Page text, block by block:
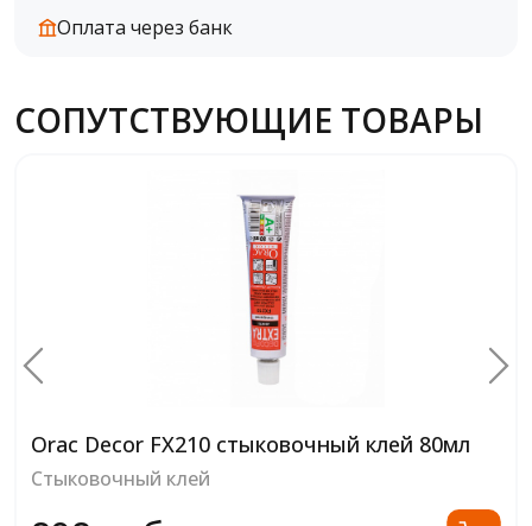
Оплата через банк
СОПУТСТВУЮЩИЕ ТОВАРЫ
Orac Decor FX210 стыковочный клей 80мл
Стыковочный клей